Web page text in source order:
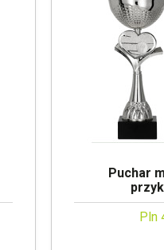
Puchar
Pln